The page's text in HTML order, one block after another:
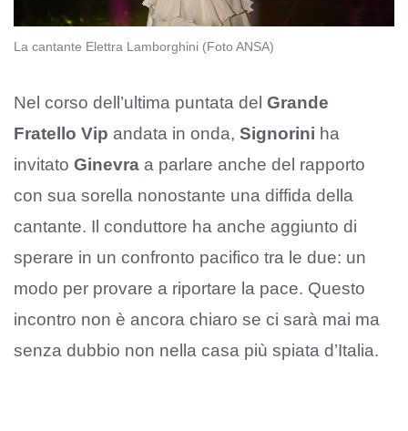
La cantante Elettra Lamborghini (Foto ANSA)
Nel corso dell’ultima puntata del Grande
Fratello Vip andata in onda, Signorini ha
invitato Ginevra a parlare anche del rapporto
con sua sorella nonostante una diffida della
cantante. Il conduttore ha anche aggiunto di
sperare in un confronto pacifico tra le due: un
modo per provare a riportare la pace. Questo
incontro non è ancora chiaro se ci sarà mai ma
senza dubbio non nella casa più spiata d’Italia.